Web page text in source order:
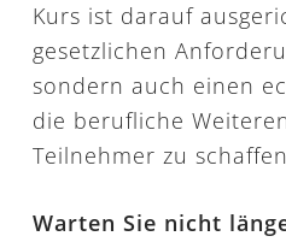
Kurs ist darauf
gesetzlichen
sondern auch einen
die berufliche
Teilnehmer zu
Warten Sie nicht